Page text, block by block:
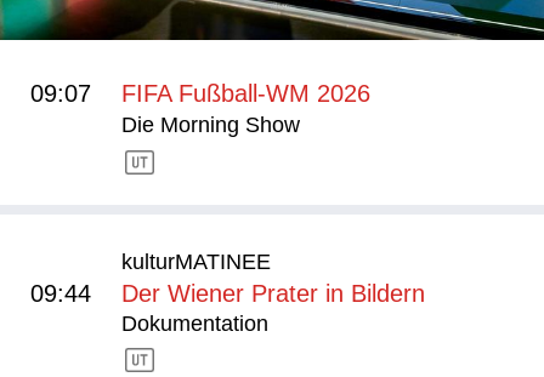
09:07 FIFA Fußball-WM 2026
Die Morning Show
kulturMATINEE
09:44 Der Wiener Prater in Bildern
Dokumentation